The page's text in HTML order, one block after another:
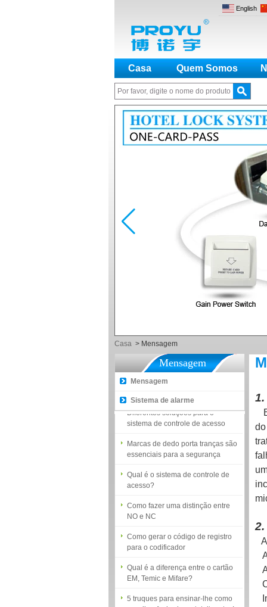
English
Casa Quem Somos
Palavras-chave importantes:Fechadura de
saída.
Casa > Mensagem
Mensagem
Mensagem
Sistema de alarme
Como gerar o código de registro
para o codificador
Qual é a diferença entre o cartão
EM, Temic e Mifare?
5 truques para ensinar-lhe como
escolher fechaduras inteligentes!
A introdução do terminal de
Como tornar o gerenciamento de
Proyu, seu fornecedor Best Home
Automation
Diferentes soluções para o
sistema de controle de acesso
essenciais para a segurança
acesso?
NO e NC
para o codificador
EM, Temic e Mifare?
escolher fechaduras inteligentes!